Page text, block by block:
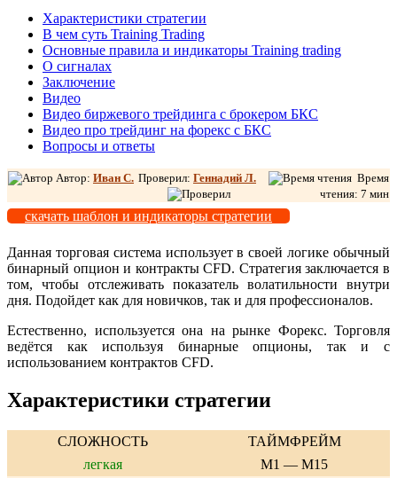
Характеристики стратегии
В чем суть Training Trading
Основные правила и индикаторы Training trading
О сигналах
Заключение
Видео
Видео биржевого трейдинга с брокером БКС
Видео про трейдинг на форекс с БКС
Вопросы и ответы
Автор: Иван С. Проверил: Геннадий Л.
Время
чтения: 7 мин
скачать шаблон и индикаторы стратегии
Данная торговая система использует в своей логике обычный
бинарный опцион и контракты CFD. Стратегия заключается в
том, чтобы отслеживать показатель волатильности внутри
дня. Подойдет как для новичков, так и для профессионалов.
Естественно, используется она на рынке Форекс. Торговля
ведётся как используя бинарные опционы, так и с
использованием контрактов CFD.
Характеристики стратегии
СЛОЖНОСТЬ
ТАЙМФРЕЙМ
легкая
M1 — M15